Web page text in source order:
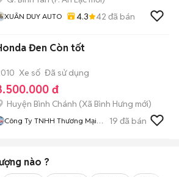
XUÂN DUY AUTO 4.3 42 đã bán
Honda Đen Còn tốt
Xe số Đã sử dụng
đ
Huyện Bình Chánh (Xã Bình Hưng mới)
Công Ty TNHH Thương Mại
19 đã bán
nào ?